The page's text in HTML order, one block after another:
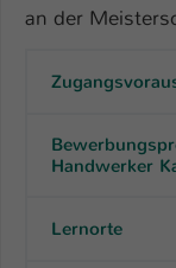
an der
Handwerker
Lernorte